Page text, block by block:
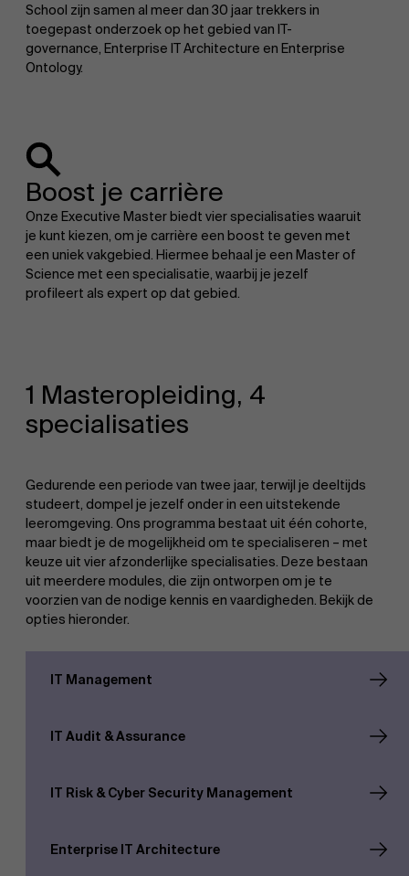
School zijn samen al meer dan 30 jaar trekkers in
toegepast onderzoek op het gebied van IT-
governance, Enterprise IT Architecture en Enterprise
Ontology.
Boost je carrière
Onze Executive Master biedt vier specialisaties waaruit
je kunt kiezen, om je carrière een boost te geven met
een uniek vakgebied. Hiermee behaal je een Master of
Science met een specialisatie, waarbij je jezelf
profileert als expert op dat gebied.
1 Masteropleiding, 4
specialisaties
Gedurende een periode van twee jaar, terwijl je deeltijds
studeert, dompel je jezelf onder in een uitstekende
leeromgeving. Ons programma bestaat uit één cohorte,
maar biedt je de mogelijkheid om te specialiseren – met
keuze uit vier afzonderlijke specialisaties. Deze bestaan
uit meerdere modules, die zijn ontworpen om je te
voorzien van de nodige kennis en vaardigheden. Bekijk de
opties hieronder.
IT Management
IT Audit & Assurance
IT Risk & Cyber Security Management
Enterprise IT Architecture